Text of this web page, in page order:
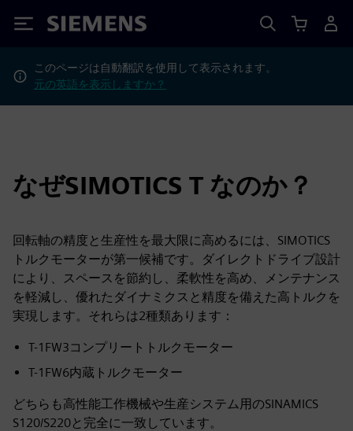
Siemens
このページは自動翻訳を使用して表示されます。
元の英語を表示しますか？
なぜSIMOTICS T なのか？
回転軸の精度と生産性を最大限に高めるには、SIMOTICS
トルクモーターが第一候補です。ダイレクトドライブ設計
により、スペースを節約し、柔軟性を高め、メンテナンス
を軽減し、優れたダイナミクスと精度を備えた高トルクを
実現します。それらは2種類あります：
T-1FW3コンプリートトルクモーター
T-1FW6内蔵トルクモーター
どちらも高性能工作機械や生産システム用のSINAMICS
S120/S220と完全に一致しています。